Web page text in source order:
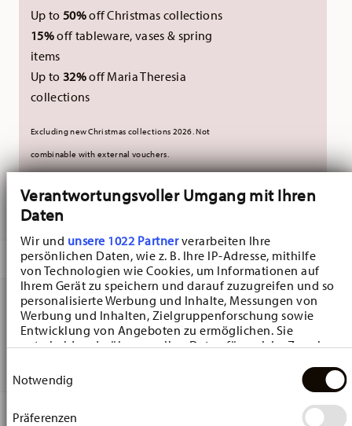
Verantwortungsvoller Umgang mit Ihren
Daten
Wir und unsere 1022 Partnerverarbeiten Ihre
persönlichen Daten, wie z. B. Ihre IP-Adresse, mithilfe
von Technologien wie Cookies, um Informationen auf
Ihrem Gerät zu speichern und darauf zuzugreifen und so
personalisierte Werbung und Inhalte, Messungen von
Werbung und Inhalten, Zielgruppenforschung sowie
Entwicklung von Angeboten zu ermöglichen. Sie
entscheiden darüber, wer Ihre Daten für welche Zwecke
Cookie-Erklärung oder durch Klicken auf das Privacy
Trigger Symbol ändern oder widerrufen
Wenn Sie es erlauben, würden wir auch gerne:
Notwendig
Präferenzen
Up to 50%off Christmas collections
15%off tableware, vases & spring
items
Up to 32%off Maria Theresia
collections
Excluding new Christmas collections 2026. Not
combinable with external vouchers.
DELIVERED IN 10-14 WORKING DAYS
DESCRIPTION
Hutschenreuther Flower Minis Pfingstnelke Vase - Ø 8,1
cm - h 9,4 cm - 0,130 l, Bone China
DETAILS